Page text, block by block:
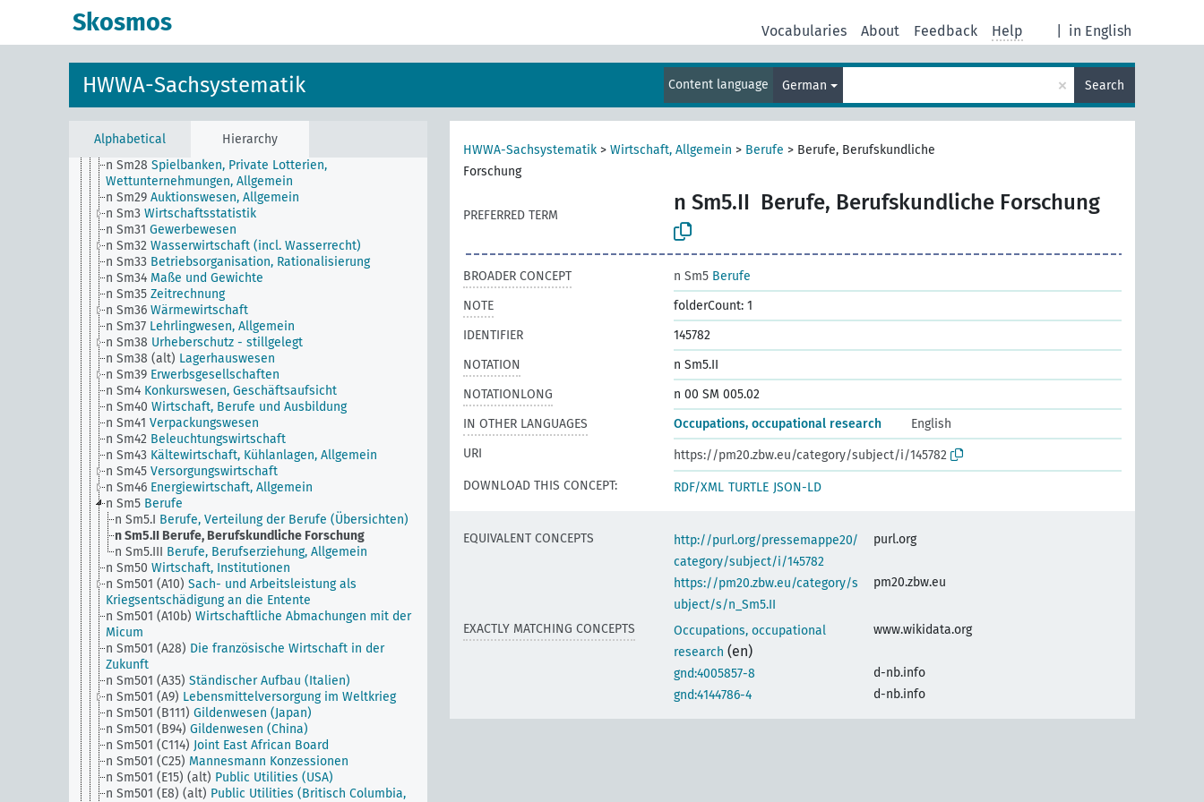
Skosmos in English
Vocabularies About Feedback Help
HWWA-Sachsystematik Content language German × Search
Alphabetical Hierarchy
n Sm23 Lebenshaltung, Lebensstandard,
politische Umwälzung entstandene private Schäden)
Private Kriegsschäden
n Sm27 Markenartikel, Allgemein
n Sm27 (alt)
Wirtschaft und Öffentliche Hand
n Sm28 Spielbanken, Private Lotterien,
Wettunternehmungen, Allgemein
n Sm29 Auktionswesen, Allgemein
n Sm3 Wirtschaftsstatistik
n Sm31 Gewerbewesen
n Sm32 Wasserwirtschaft (incl. Wasserrecht)
n Sm33 Betriebsorganisation, Rationalisierung
n Sm34 Maße und Gewichte
n Sm35 Zeitrechnung
n Sm36 Wärmewirtschaft
n Sm37 Lehrlingwesen, Allgemein
n Sm38 Urheberschutz - stillgelegt
n Sm38 (alt) Lagerhauswesen
n Sm39 Erwerbsgesellschaften
n Sm4 Konkurswesen, Geschäftsaufsicht
n Sm40 Wirtschaft, Berufe und Ausbildung
n Sm41 Verpackungswesen
n Sm42 Beleuchtungswirtschaft
n Sm43 Kältewirtschaft, Kühlanlagen, Allgemein
n Sm45 Versorgungswirtschaft
n Sm46 Energiewirtschaft, Allgemein
n Sm5 Berufe
n Sm5.I Berufe, Verteilung der Berufe (Übersichten)
n Sm5.II Berufe, Berufskundliche Forschung
n Sm5.III Berufe, Berufserziehung, Allgemein
n Sm50 Wirtschaft, Institutionen
n Sm501 (A10) Sach- und Arbeitsleistung als
Kriegsentschädigung an die Entente
n Sm501 (A10b) Wirtschaftliche Abmachungen mit der
Micum
n Sm501 (A28) Die französische Wirtschaft in der
Zukunft
n Sm501 (A35) Ständischer Aufbau (Italien)
n Sm501 (A9) Lebensmittelversorgung im Weltkrieg
n Sm501 (B111) Gildenwesen (Japan)
n Sm501 (B94) Gildenwesen (China)
n Sm501 (C114) Joint East African Board
n Sm501 (C25) Mannesmann Konzessionen
n Sm501 (E15) (alt) Public Utilities (USA)
n Sm501 (E8) (alt) Public Utilities (Britisch Columbia,
HWWA-Sachsystematik > Wirtschaft, Allgemein > Berufe > Berufe, Berufskundliche
Forschung
PREFERRED TERM
n Sm5.II Berufe, Berufskundliche Forschung
BROADER CONCEPT n Sm5 Berufe
NOTE
folderCount: 1
IDENTIFIER
145782
NOTATION
n Sm5.II
NOTATIONLONG
n 00 SM 005.02
IN OTHER LANGUAGES
Occupations, occupational research
English
URI
https://pm20.zbw.eu/category/subject/i/145782
DOWNLOAD THIS CONCEPT:
RDF/XML TURTLE JSON-LD
EQUIVALENT CONCEPTS
http://purl.org/pressemappe20/
category/subject/i/145782
purl.org
https://pm20.zbw.eu/category/s
ubject/s/n_Sm5.II
pm20.zbw.eu
EXACTLY MATCHING CONCEPTS
Occupations, occupational
research (en)
www.wikidata.org
gnd:4005857-8
d-nb.info
gnd:4144786-4
d-nb.info